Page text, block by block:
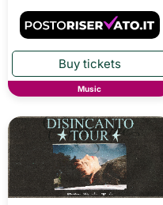
Music